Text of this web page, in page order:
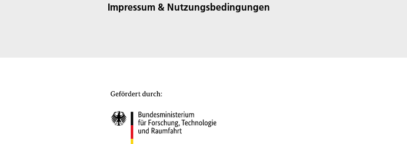
Impressum & Nutzungsbedingungen